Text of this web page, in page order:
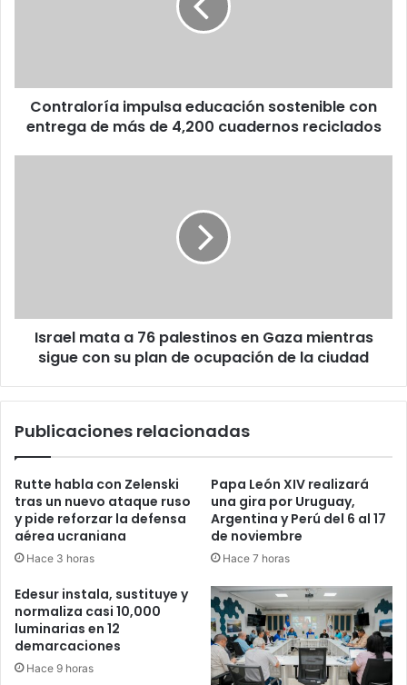
de
4,200
cuadernos
Contraloría impulsa educación sostenible con
entrega de más de 4,200 cuadernos reciclados
sigue
de
Israel mata a 76 palestinos en Gaza mientras
sigue con su plan de ocupación de la ciudad
Publicaciones relacionadas
Rutte habla con Zelenski
tras un nuevo ataque ruso
y pide reforzar la defensa
aérea ucraniana
Hace 3 horas
Papa León XIV realizará
una gira por Uruguay,
Argentina y Perú del 6 al 17
de noviembre
Hace 7 horas
Edesur instala, sustituye y
normaliza casi 10,000
luminarias en 12
demarcaciones
Hace 9 horas